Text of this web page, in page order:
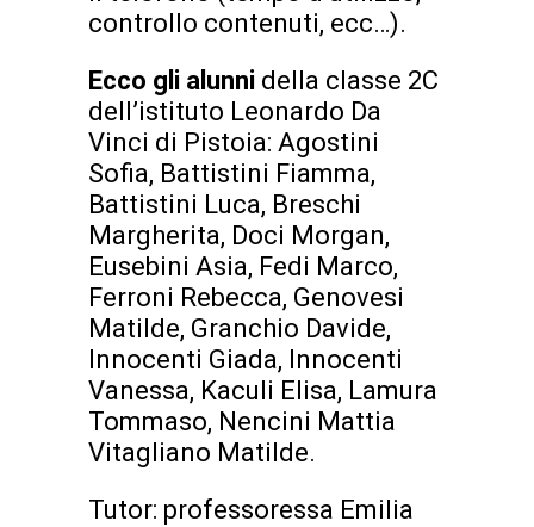
controllo contenuti, ecc…).
Ecco gli alunni della classe 2C
dell’istituto Leonardo Da
Vinci di Pistoia: Agostini
Sofia, Battistini Fiamma,
Battistini Luca, Breschi
Margherita, Doci Morgan,
Eusebini Asia, Fedi Marco,
Ferroni Rebecca, Genovesi
Matilde, Granchio Davide,
Innocenti Giada, Innocenti
Vanessa, Kaculi Elisa, Lamura
Tommaso, Nencini Mattia
Vitagliano Matilde.
Tutor: professoressa Emilia